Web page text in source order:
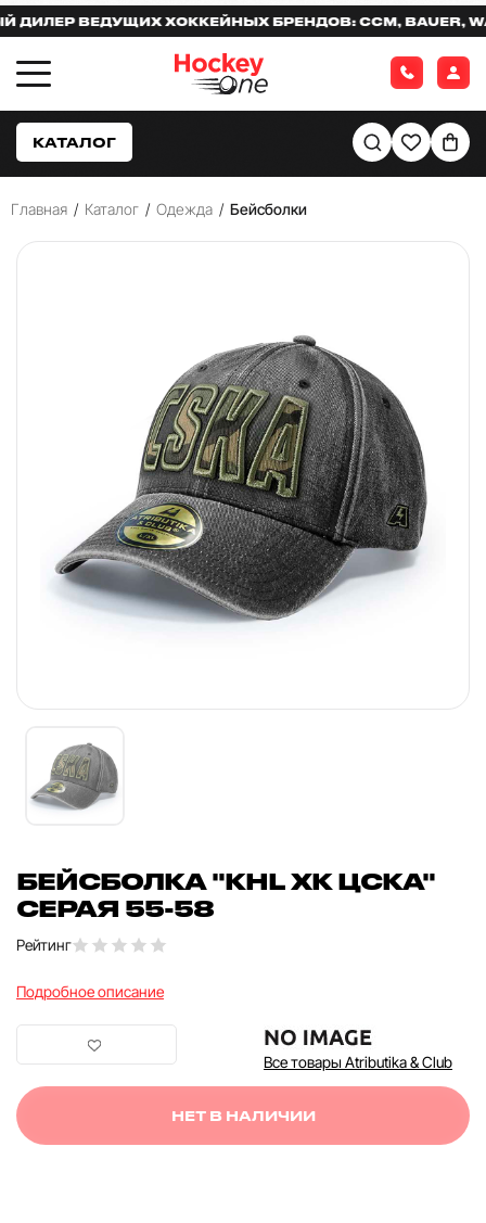
ВЕДУЩИХ ХОККЕЙНЫХ БРЕНДОВ: CCM, BAUER,
КАТАЛОГ
Главная / Каталог / Одежда / Бейсболки
БЕЙСБОЛКА "KHL ХК ЦСКА"
СЕРАЯ 55-58
Рейтинг
Подробное описание
Все товары Atributika & Club
НЕТ В НАЛИЧИИ